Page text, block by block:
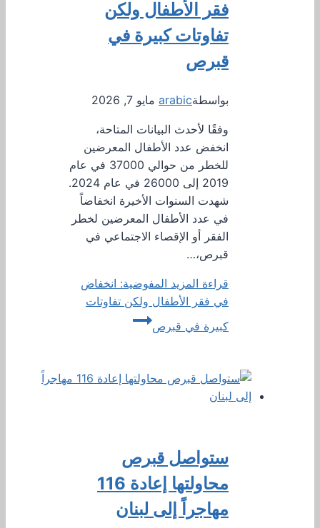
فقر الأطفال ولكن
تفاوتات كبيرة في
قبرص
بواسطةarabic مايو 7, 2026
وفقًا لأحدث البيانات المتاحة،
انخفض عدد الأطفال المعرضين
للخطر من حوالي 37000 في عام
2019 إلى 26000 في عام 2024.
شهدت السنوات الأخيرة انخفاضاً
في عدد الأطفال المعرضين لخطر
الفقر أو الإقصاء الاجتماعي في
قبرص،…
قراءة المزيد المفوضية: انخفاض
في فقر الأطفال ولكن تفاوتات
كبيرة في قبرص
ستواصل قبرص
محاولتها إعادة 116
مهاجراً إلى لبنان